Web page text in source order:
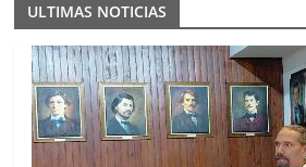
ULTIMAS NOTICIAS